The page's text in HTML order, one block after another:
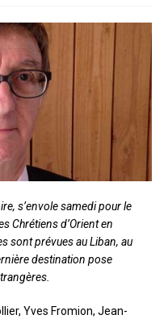
s’envole samedi pour le
Chrétiens d’Orient en
sont prévues au Liban, au
destination pose
Yves Fromion, Jean-